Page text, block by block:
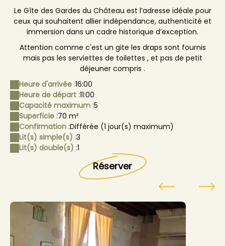
Le Gîte des Gardes du Château est l’adresse idéale pour
ceux qui souhaitent allier indépendance, authenticité et
immersion dans un cadre historique d’exception.
Attention comme c'est un gite les draps sont fournis
mais pas les serviettes de toilettes , et pas de petit
déjeuner compris .
Heure d'arrivée :16:00
Heure de départ :11:00
Capacité maximum :5
Superficie :70 m²
Confirmation :Différée (1 jour(s) maximum)
Lit(s) simple(s) :3
Lit(s) double(s) :1
Réserver